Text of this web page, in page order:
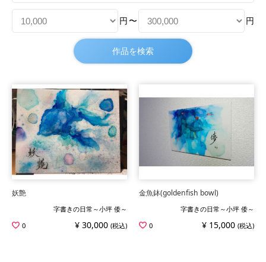
円 〜 円
妖艶
字書きの日常～小坪 倭～
0
¥ 30,000 (税込)
金魚鉢(goldenfish bowl)
字書きの日常～小坪 倭～
0
¥ 15,000 (税込)